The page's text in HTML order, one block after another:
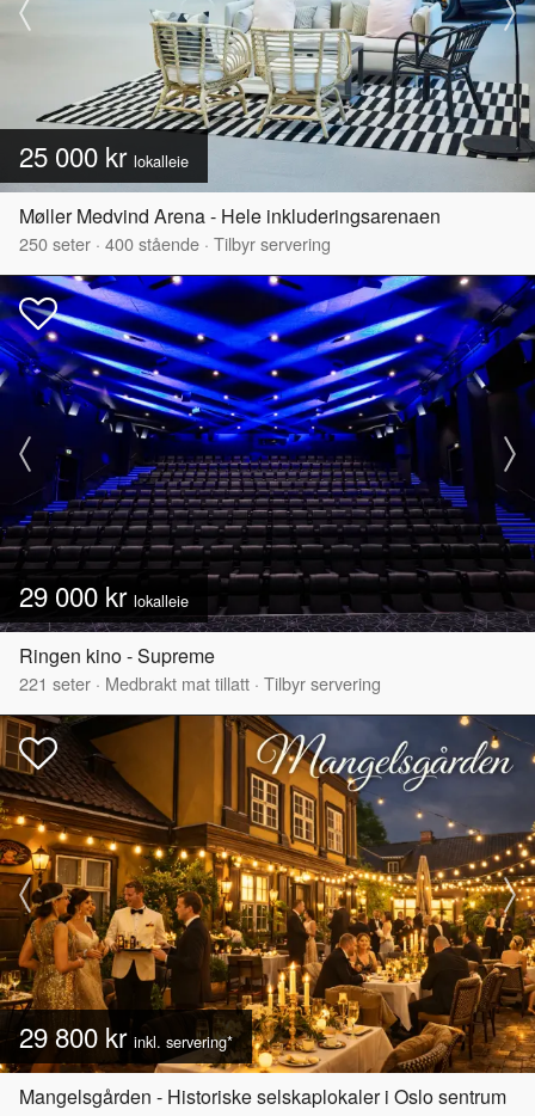
25 000 kr lokalleie
Møller Medvind Arena - Hele inkluderingsarenaen
250seter · 400stående · Tilbyr servering
29 000 kr lokalleie
Ringen kino - Supreme
221 seter · Medbrakt mat tillatt · Tilbyr servering
29 800 kr inkl. servering*
Mangelsgården - Historiske selskaplokaler i Oslo sentrum